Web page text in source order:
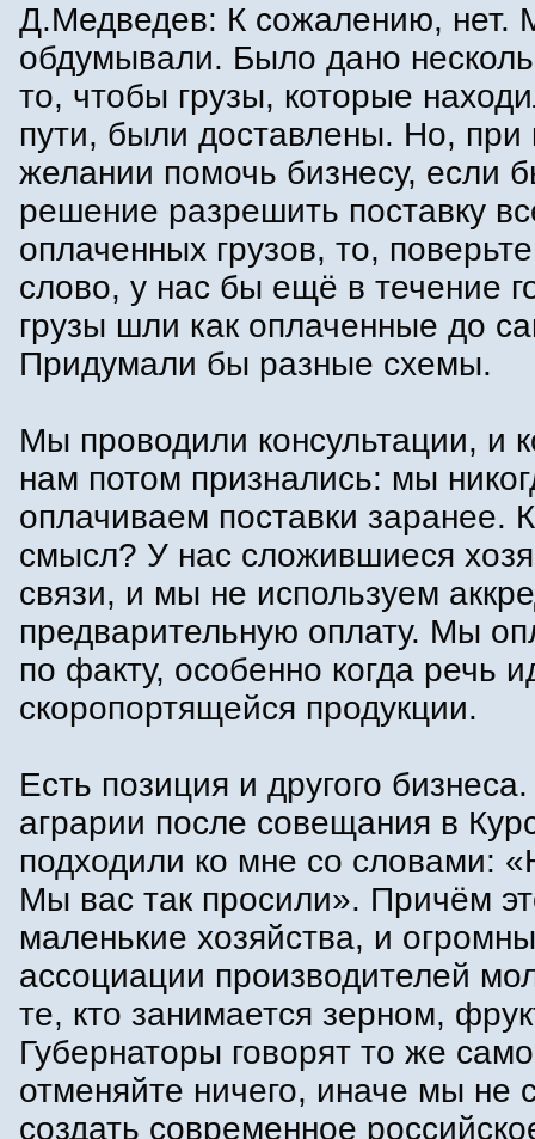
Д.Медведев: К сожалению, нет.
обдумывали. Было дано
то, чтобы грузы, которые
пути, были доставлены. Но, при
желании помочь бизнесу, если
решение разрешить поставку
оплаченных грузов, то,
слово, у нас бы ещё в течение
грузы шли как оплаченные до
Придумали бы разные схемы.
Мы проводили консультации, и
нам потом признались: мы
оплачиваем поставки заранее.
смысл? У нас сложившиеся
связи, и мы не используем
предварительную оплату. Мы
по факту, особенно когда речь
скоропортящейся продукции.
Есть позиция и другого
аграрии после совещания в
подходили ко мне со словами:
Мы вас так просили». Причём
маленькие хозяйства, и
ассоциации производителей
те, кто занимается зерном,
Губернаторы говорят то же
отменяйте ничего, иначе мы не
создать современное